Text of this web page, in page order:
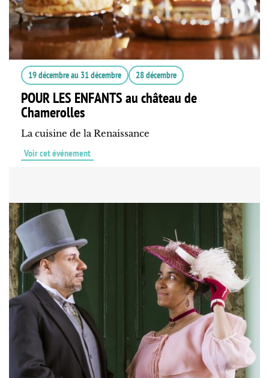
19 décembreau 31 décembre 28 décembre
POUR LES ENFANTS au château de
Chamerolles
La cuisine de la Renaissance
Voir cet événement